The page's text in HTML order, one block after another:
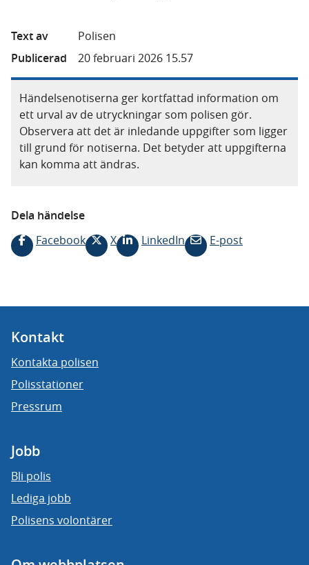
Text av
Polisen
Publicerad
20 februari 2026 15.57
Händelsenotiserna ger kortfattad information om
ett urval av de utryckningar som polisen gör.
Observera att det är inledande uppgifter som ligger
till grund för notiserna. Det betyder att uppgifterna
kan komma att ändras.
Dela händelse
Facebook
X LinkedIn E-post
Kontakt
Kontakta polisen
Polisstationer
Pressrum
Jobb
Bli polis
Lediga jobb
Polisens volontärer